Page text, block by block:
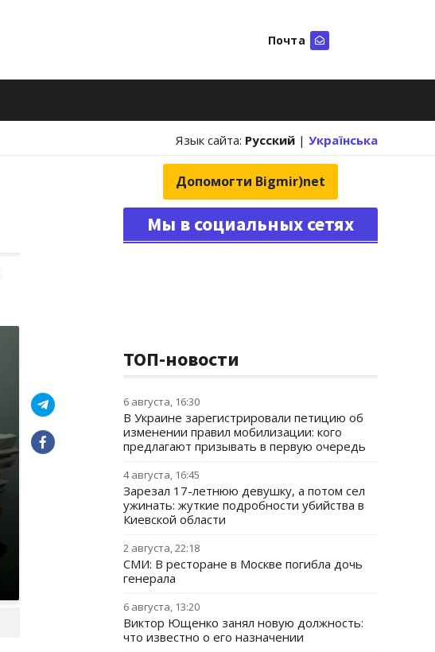
Почта
Язык сайта: Русский | Українська
Допомогти Bigmir)net
Мы в социальных сетях
ТОП-новости
6 августа, 16:30
В Украине зарегистрировали петицию об
изменении правил мобилизации: кого
предлагают призывать в первую очередь
4 августа, 16:45
Зарезал 17-летнюю девушку, а потом сел
ужинать: жуткие подробности убийства в
Киевской области
2 августа, 22:18
СМИ: В ресторане в Москве погибла дочь
генерала
6 августа, 13:20
Виктор Ющенко занял новую должность:
что известно о его назначении